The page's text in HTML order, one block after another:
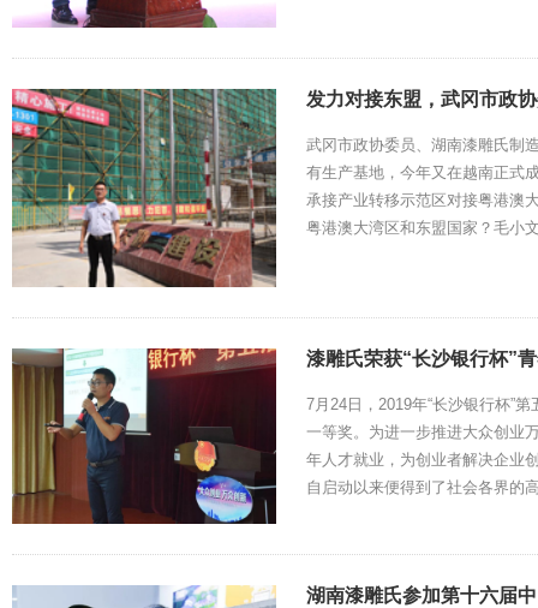
发力对接东盟，武冈市政
武冈市政协委员、湖南漆雕氏制
有生产基地，今年又在越南正式
承接产业转移示范区对接粤港澳
粤港澳大湾区和东盟国家？毛小
漆雕氏荣获“长沙银行杯”
7月24日，2019年“长沙银行杯”
一等奖。为进一步推进大众创业
年人才就业，为创业者解决企业
自启动以来便得到了社会各界的
湖南漆雕氏参加第十六届